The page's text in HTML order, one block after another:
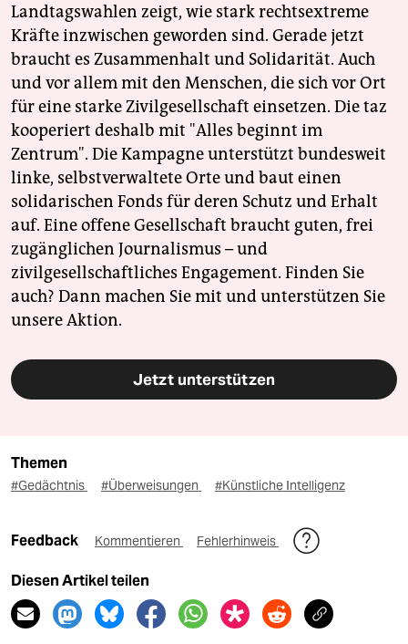
Landtagswahlen zeigt, wie stark rechtsextreme
Kräfte inzwischen geworden sind. Gerade jetzt
braucht es Zusammenhalt und Solidarität. Auch
und vor allem mit den Menschen, die sich vor Ort
für eine starke Zivilgesellschaft einsetzen. Die taz
kooperiert deshalb mit "Alles beginnt im
Zentrum". Die Kampagne unterstützt bundesweit
linke, selbstverwaltete Orte und baut einen
solidarischen Fonds für deren Schutz und Erhalt
auf. Eine offene Gesellschaft braucht guten, frei
zugänglichen Journalismus – und
zivilgesellschaftliches Engagement. Finden Sie
auch? Dann machen Sie mit und unterstützen Sie
unsere Aktion.
Jetzt unterstützen
Themen
#Gedächtnis #Überweisungen #Künstliche Intelligenz
Feedback Kommentieren Fehlerhinweis
Diesen Artikel teilen